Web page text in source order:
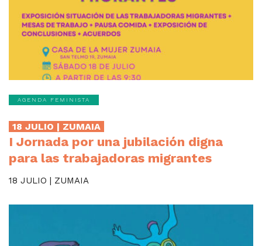
AGENDA FEMINISTA
18 JULIO | ZUMAIA
I Jornada por una jubilación digna
para las trabajadoras migrantes
18 JULIO | ZUMAIA